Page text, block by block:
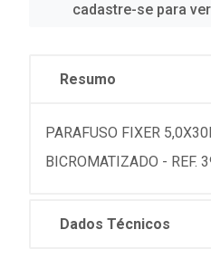
cadastre-se para
Resumo
PARAFUSO FIXER
BICROMATIZADO - REF.
Dados Técnicos